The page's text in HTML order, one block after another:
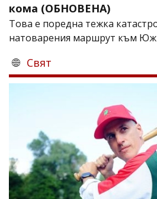
кома (ОБНОВЕНА)
Това е поредна тежка
натоварения маршрут към
Свят